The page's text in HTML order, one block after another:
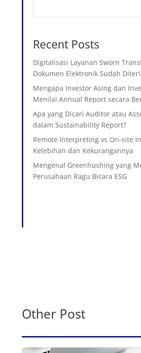
Recent Posts
Digitalisasi Layanan Sworn
Dokumen Elektronik Sudah
Mengapa Investor Asing dan
Menilai Annual Report secara
Apa yang Dicari Auditor atau
dalam Sustainability Report?
Remote Interpreting vs On-site
Kelebihan dan Kekurangannya
Mengenal Greenhushing yang
Perusahaan Ragu Bicara ESG
Other Post